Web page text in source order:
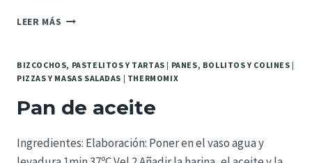
LEER MÁS COLINES
BIZCOCHOS, PASTELITOS Y TARTAS | PANES, BOLLITOS Y COLINES |
PIZZAS Y MASAS SALADAS | THERMOMIX
Pan de aceite
Ingredientes: Elaboración: Poner en el vaso agua y